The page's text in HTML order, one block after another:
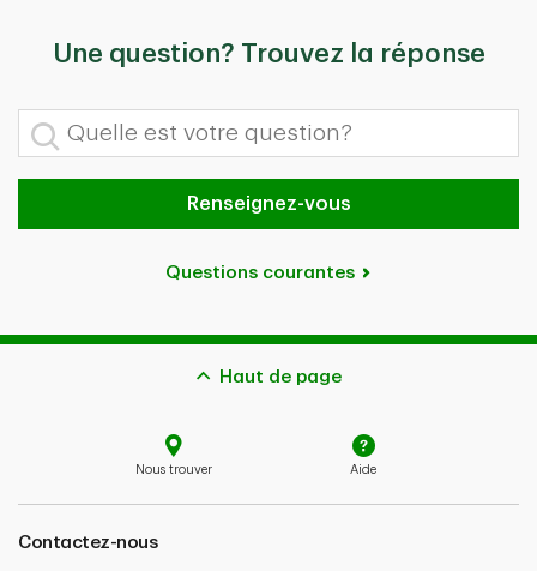
Une question? Trouvez la réponse
Quelle est votre question?
Renseignez-vous
Questions courantes
Haut de page
Nous trouver Aide
Contactez-nous